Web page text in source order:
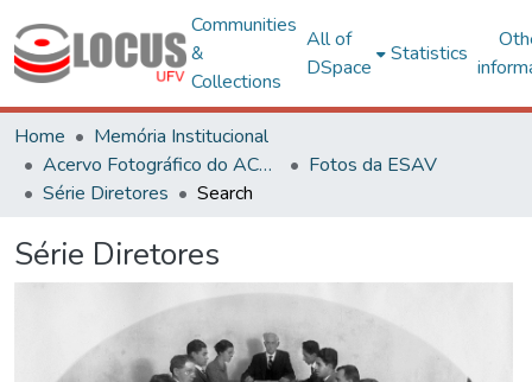
Communities
&
Collections
All of
DSpace
Statistics
Home
Memória Institucional
Acervo Fotográfico do ACH-UFV
Fotos da ESAV
Série Diretores
Search
Série Diretores